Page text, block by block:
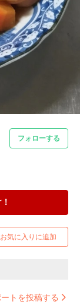
フォローする
お気に入りに追加
トを投稿する